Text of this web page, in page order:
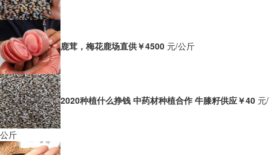
鹿茸，梅花鹿场直供￥4500 元/公斤
2020种植什么挣钱 中药材种植合作 牛膝籽供应￥40 元/
公斤